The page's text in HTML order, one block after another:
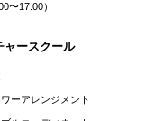
〜17:00）
ャースクール
ーアレンジメント